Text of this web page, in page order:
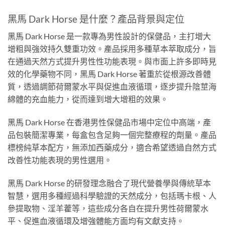
黑馬 Dark Horse 是什麼？產品背景與定位
黑馬 Dark Horse 是一款專為男性設計的保健品，主打增大
增粗與強效持久雙重功效。產品採用多種草本萃取成分，旨
在通過天然方式提升男性性功能表現。與市面上許多即時見
效的化學藥物不同，黑馬 Dark Horse 著重於從根源改善體
質，透過調節荷爾蒙水平與促進血液循環，逐步提升陰莖海
綿體的充血能力，從而達到增大增粗的效果。
黑馬 Dark Horse 在香港男性保健品市場中定位中高端，產
品包裝簡潔專業，每盒包含足夠一個完整療程的劑量。產品
標榜純草本配方，無添加西藥成分，適合希望透過自然方式
改善性功能表現的男性選用。
黑馬 Dark Horse 的研發理念融合了現代營養學與傳統草本
智慧，選用多種經過科學驗證的天然成分，包括瑪卡根、人
參提取物、淫羊藿等，這些成分各自在提升男性荷爾蒙水
平、促進血液循環及增強體能方面均有文獻支持。